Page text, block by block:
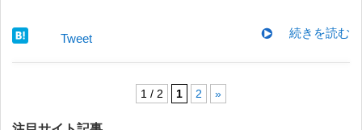
続きを読む
Tweet
1 / 2 1 2 »